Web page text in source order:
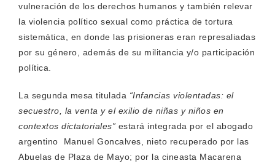
vulneración de los derechos humanos y también relevar
la violencia político sexual como práctica de tortura
sistemática, en donde las prisioneras eran represaliadas
por su género, además de su militancia y/o participación
política.
La segunda mesa titulada “Infancias violentadas: el
secuestro, la venta y el exilio de niñas y niños en
contextos dictatoriales” estará integrada por el abogado
argentino Manuel Goncalves, nieto recuperado por las
Abuelas de Plaza de Mayo; por la cineasta Macarena